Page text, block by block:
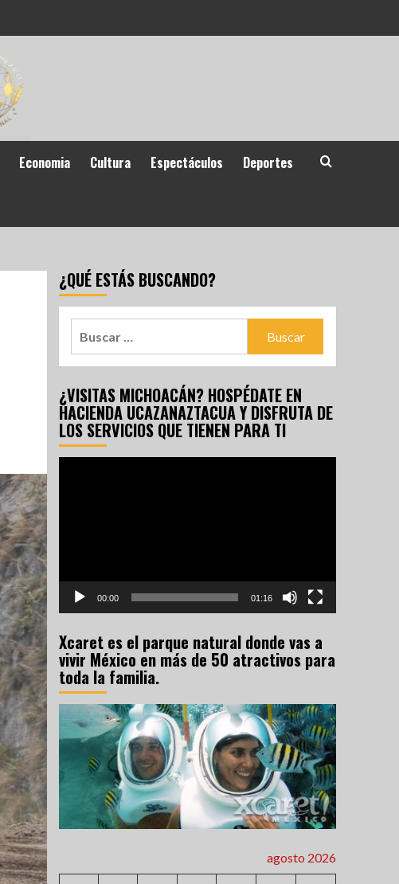
Economia Cultura Espectáculos Deportes
¿QUÉ ESTÁS BUSCANDO?
¿VISITAS MICHOACÁN? HOSPÉDATE EN
HACIENDA UCAZANAZTACUA Y DISFRUTA DE
LOS SERVICIOS QUE TIENEN PARA TI
00:00 01:16
Xcaret es el parque natural donde vas a
vivir México en más de 50 atractivos para
toda la familia.
agosto 2026